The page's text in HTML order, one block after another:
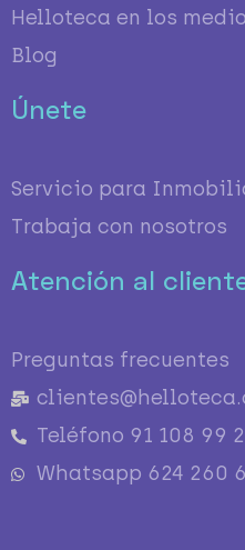
Helloteca en los
Blog
Únete
Servicio para
Trabaja con nosotros
Atención al
Preguntas frecuentes
Teléfono 91 108 99
Whatsapp 624 260